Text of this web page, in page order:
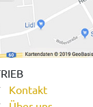
Kontakt